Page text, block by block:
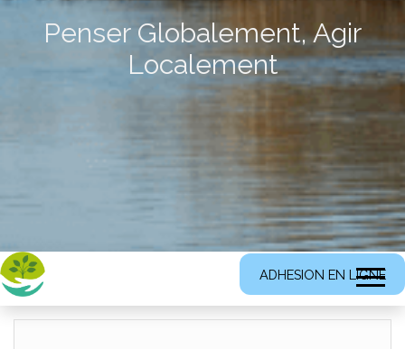
Penser Globalement, Agir
Localement
ADHESION EN LIGNE